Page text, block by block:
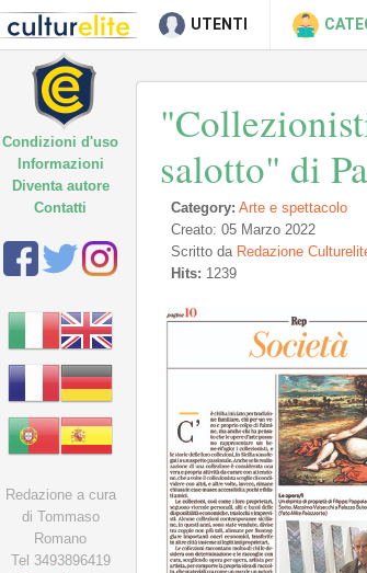
UTENTI
salotto" di
Category: Arte e spettacolo
Creato: 05 Marzo 2022
Scritto da Redazione
Hits: 1239
Condizioni d'uso
Informazioni
Diventa autore
Contatti
Redazione a cura
di Tommaso
Romano
Tel 3493896419